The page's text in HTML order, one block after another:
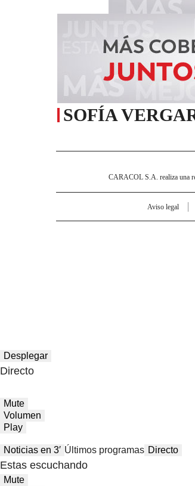
SOFÍA
CARACOL S.A. realiza una
Aviso legal
Desplegar
Directo
Mute
Volumen
Play
Noticias en 3′ Últimos programas Directo
Estas escuchando
Mute